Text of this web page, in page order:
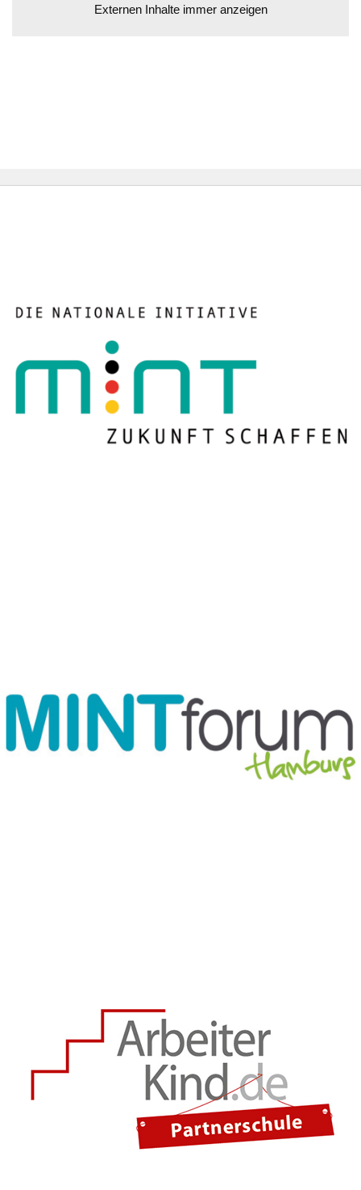
Externen Inhalte immer anzeigen